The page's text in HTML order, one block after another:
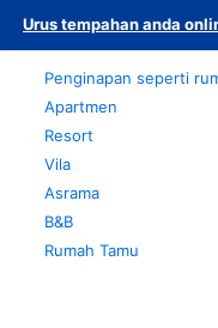
Urus tempahan anda
Penginapan seperti
Apartmen
Resort
Vila
Asrama
B&B
Rumah Tamu